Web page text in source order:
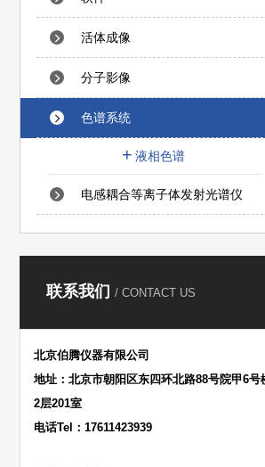
活体成像
分子影像
色谱系统
液相色谱
电感耦合等离子体发射光谱仪
联系我们 / CONTACT US
北京伯腾仪器有限公司
地址：北京市朝阳区东四环北路88号院甲6号
2层201室
电话Tel：17611423939